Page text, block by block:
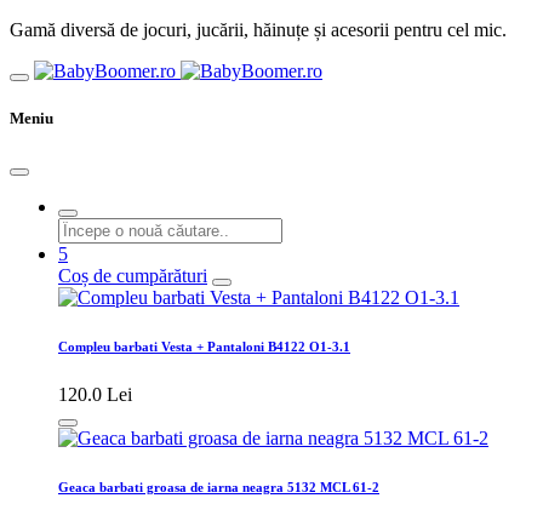
Gamă diversă de jocuri, jucării, hăinuțe și acesorii pentru cel mic.
Meniu
5
Coș de cumpărături
Compleu barbati Vesta + Pantaloni B4122 O1-3.1
120.0 Lei
Geaca barbati groasa de iarna neagra 5132 MCL 61-2